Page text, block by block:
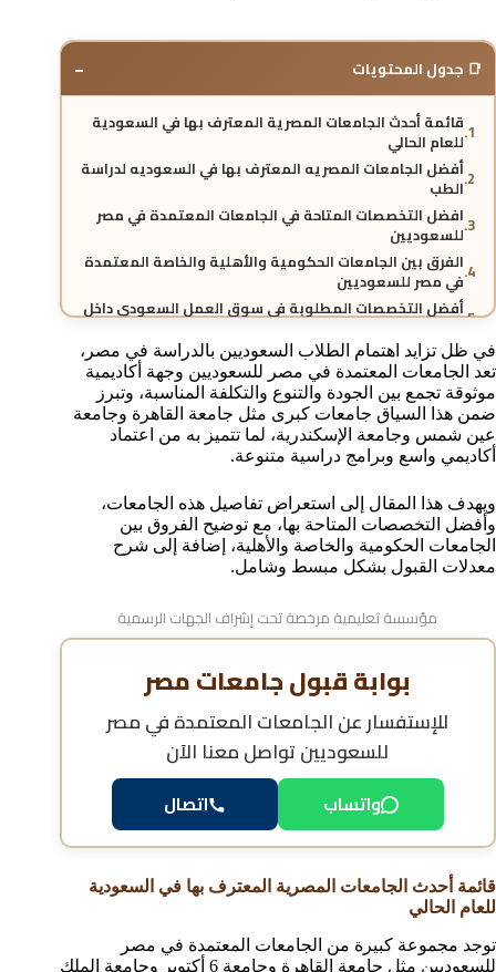
📑 جدول المحتويات −
قائمة أحدث الجامعات المصرية المعترف بها في السعودية
للعام الحالي
أفضل الجامعات المصريه المعترف بها في السعوديه لدراسة
الطب
افضل التخصصات المتاحة في الجامعات المعتمدة في مصر
للسعوديين
الفرق بين الجامعات الحكومية والأهلية والخاصة المعتمدة
في مصر للسعوديين
أفضل التخصصات المطلوبة في سوق العمل السعودي داخل
تكاليف الدراسة والمعيشة للسعوديين في الجامعات
المصرية
هل الجامعات المصرية المعتمدة تؤهل للعمل في
السعودية والخليج؟
معدل قبول الطلاب السعوديين في الجامعات المصرية
المعتمدة
خطوات معادلة الشهادات المصرية في السعودية بعد التخرج
خطوات التقديم في الجامعات المعتمدة في مصر
للسعوديين
الاعتراف الدولي بشهادات الجامعات المعتمدة في مصر
الأسئلة الشائعة حول الجامعات المعتمدة في مصر
للسعوديين
في ظل تزايد اهتمام الطلاب السعوديين بالدراسة في مصر،
تعد الجامعات المعتمدة في مصر للسعوديين وجهة أكاديمية
موثوقة تجمع بين الجودة والتنوع والتكلفة المناسبة، وتبرز
ضمن هذا السياق جامعات كبرى مثل جامعة القاهرة وجامعة
عين شمس وجامعة الإسكندرية، لما تتميز به من اعتماد
أكاديمي واسع وبرامج دراسية متنوعة.
ويهدف هذا المقال إلى استعراض تفاصيل هذه الجامعات،
وأفضل التخصصات المتاحة بها، مع توضيح الفروق بين
الجامعات الحكومية والخاصة والأهلية، إضافة إلى شرح
معدلات القبول بشكل مبسط وشامل.
مؤسسة تعليمية مرخصة تحت إشراف الجهات الرسمية
بوابة قبول جامعات مصر
للإستفسار عنالجامعات المعتمدة في مصر
للسعوديينتواصل معنا الآن
واتساب اتصال
قائمة أحدث الجامعات المصرية المعترف بها في السعودية
للعام الحالي
توجد مجموعة كبيرة من الجامعات المعتمدة في مصر
للسعوديين مثل جامعة القاهرة وجامعة 6 أكتوبر وجامعة الملك